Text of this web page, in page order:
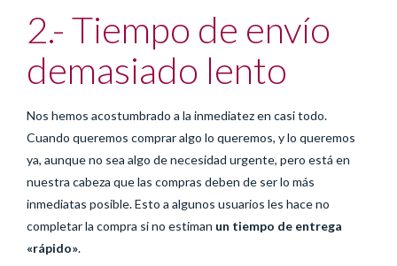
2.- Tiempo de envío
demasiado lento
Nos hemos acostumbrado a la inmediatez en casi todo.
Cuando queremos comprar algo lo queremos, y lo queremos
ya, aunque no sea algo de necesidad urgente, pero está en
nuestra cabeza que las compras deben de ser lo más
inmediatas posible. Esto a algunos usuarios les hace no
completar la compra si no estiman un tiempo de entrega
«rápido».